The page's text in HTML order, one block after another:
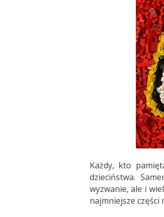
Każdy, kto
dzieciństwa.
wyzwanie, ale i
najmniejsze części